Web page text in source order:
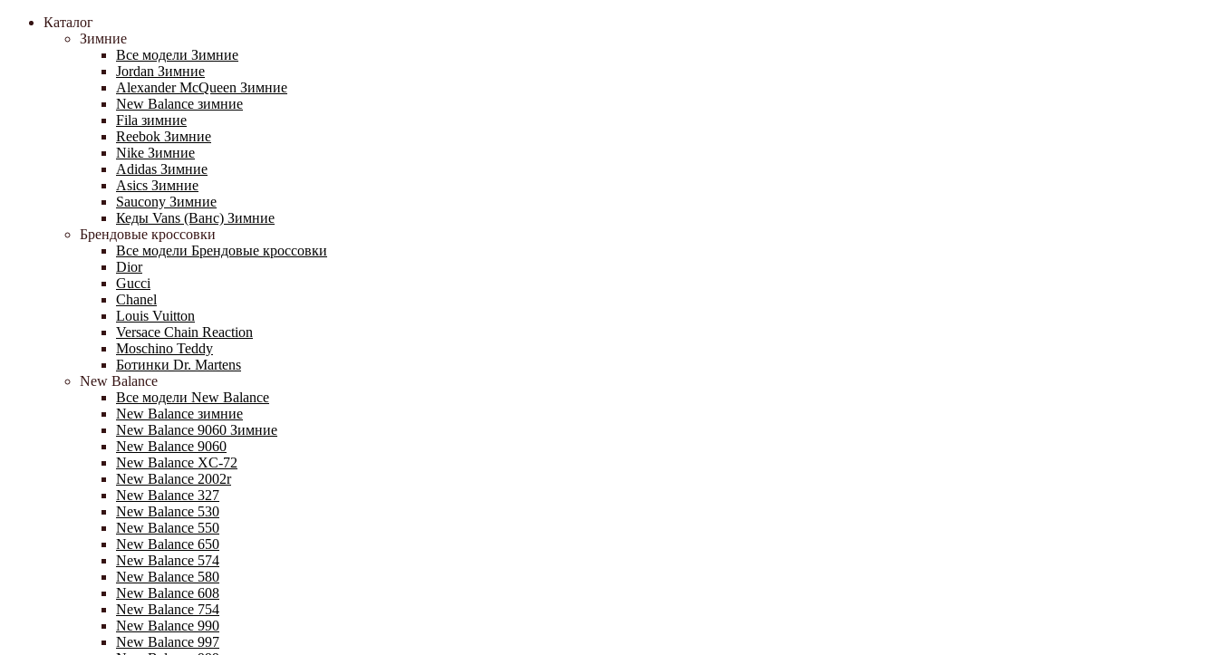
Каталог
Зимние
Все модели Зимние
Jordan Зимние
Alexander McQueen Зимние
New Balance зимние
Fila зимние
Reebok Зимние
Nike Зимние
Adidas Зимние
Asics Зимние
Saucony Зимние
Кеды Vans (Ванс) Зимние
Брендовые кроссовки
Все модели Брендовые кроссовки
Dior
Gucci
Chanel
Louis Vuitton
Versace Chain Reaction
Moschino Teddy
Ботинки Dr. Martens
New Balance
Все модели New Balance
New Balance зимние
New Balance 9060 Зимние
New Balance 9060
New Balance XC-72
New Balance 2002r
New Balance 327
New Balance 530
New Balance 550
New Balance 650
New Balance 574
New Balance 580
New Balance 608
New Balance 754
New Balance 990
New Balance 997